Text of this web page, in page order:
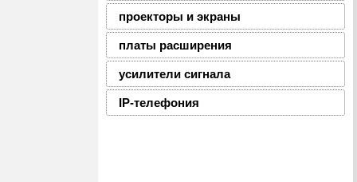
проекторы и экраны
платы расширения
усилители сигнала
IP-телефония